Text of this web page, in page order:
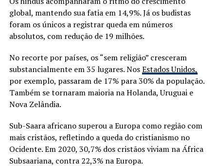
global, mantendo sua fatia em 14,9%. Já os budistas
foram os únicos a registrar queda em números
absolutos, com redução de 19 milhões.
No recorte por países, os “sem religião” cresceram
substancialmente em 35 lugares. NosEstados Unidos,
por exemplo, passaram de 17% para 30% da população.
Também se tornaram maioria na Holanda, Uruguai e
Nova Zelândia.
Sub-Saara africano superou a Europa como região com
mais cristãos, refletindo a queda do cristianismo no
Ocidente. Em 2020, 30,7% dos cristãos viviam na África
Subsaariana, contra 22,3% na Europa.